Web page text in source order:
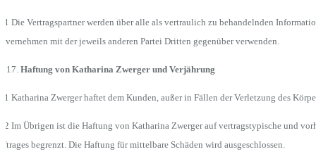
Die Vertragspartner werden über alle als vertraulich zu behandelnden
mit der jeweils anderen Partei Dritten gegenüber verwenden.
Haftung von Katharina Zwerger und Verjährung
Katharina Zwerger haftet dem Kunden, außer in Fällen der Verletzung des
Im Übrigen ist die Haftung von Katharina Zwerger auf vertragstypische und
begrenzt. Die Haftung für mittelbare Schäden wird ausgeschlossen.